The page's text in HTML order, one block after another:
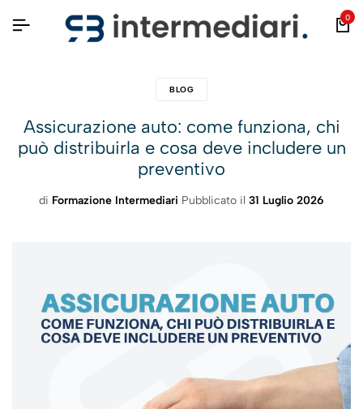
0
BLOG
Assicurazione auto: come funziona, chi
può distribuirla e cosa deve includere un
preventivo
di Formazione Intermediari Pubblicato il 31 Luglio 2026